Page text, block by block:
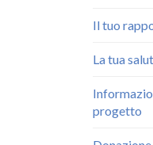
Il tuo
La tua
progetto